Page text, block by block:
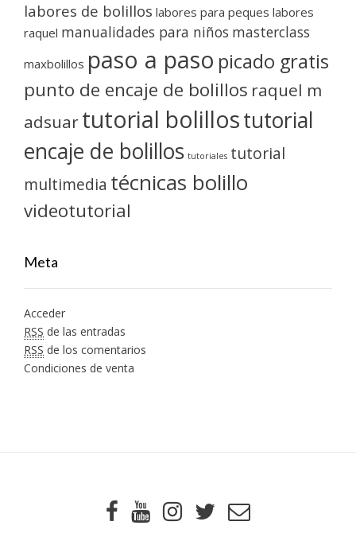
labores de bolillos labores para peques labores
raquel manualidades para niños masterclass
maxbolillos paso a paso picado gratis
punto de encaje de bolillos raquel m
adsuartutorial bolillostutorial
encaje de bolillos tutoriales tutorial
multimedia técnicas bolillo
videotutorial
Meta
Acceder
RSS de las entradas
RSS de los comentarios
Condiciones de venta